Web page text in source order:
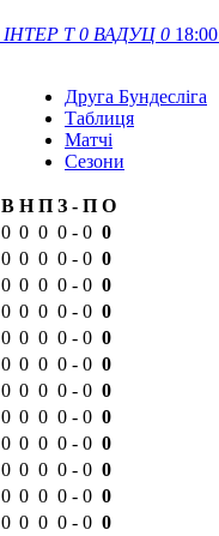
ІНТЕР Т 0 ВАДУЦ 0 18:00
Друга Бундесліга
Таблиця
Матчi
Сезони
В Н П З - П О
0 0 0 0 - 0 0
0 0 0 0 - 0 0
0 0 0 0 - 0 0
0 0 0 0 - 0 0
0 0 0 0 - 0 0
0 0 0 0 - 0 0
0 0 0 0 - 0 0
0 0 0 0 - 0 0
0 0 0 0 - 0 0
0 0 0 0 - 0 0
0 0 0 0 - 0 0
0 0 0 0 - 0 0